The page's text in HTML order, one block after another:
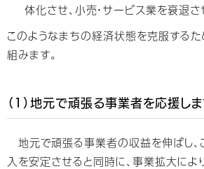
体化させ、小売・サービス業を衰退さ
このようなまちの経済状態を克服するた
組みます。
（1）地元で頑張る事業者を応援し
地元で頑張る事業者の収益を伸ばし、
入を安定させると同時に、事業拡大によ